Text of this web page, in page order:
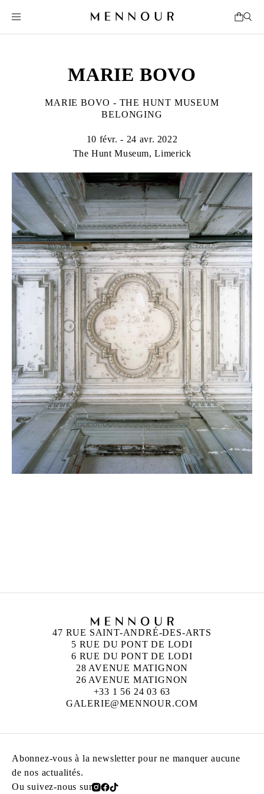
MARIE BOVO
MARIE BOVO - THE HUNT MUSEUM
BELONGING
10 févr. - 24 avr. 2022
The Hunt Museum, Limerick
47 RUE SAINT-ANDRÉ-DES-ARTS
5 RUE DU PONT DE LODI
6 RUE DU PONT DE LODI
28 AVENUE MATIGNON
26 AVENUE MATIGNON
+33 1 56 24 03 63
GALERIE@MENNOUR.COM
Abonnez-vous à la newsletter pour ne manquer aucune
de nos actualités.
Ou suivez-nous sur